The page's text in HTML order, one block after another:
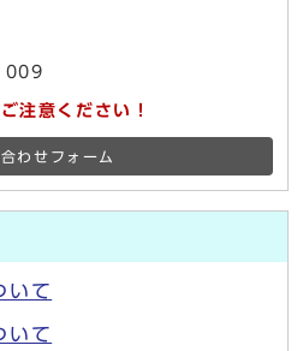
注意ください！
わせフォーム
いて
いて